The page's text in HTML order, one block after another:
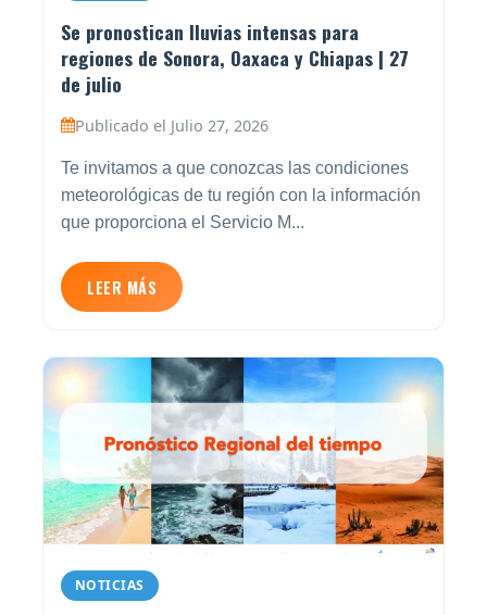
Se pronostican lluvias intensas para
regiones de Sonora, Oaxaca y Chiapas | 27
de julio
Publicado el Julio 27, 2026
Te invitamos a que conozcas las condiciones
meteorológicas de tu región con la información
que proporciona el Servicio M...
LEER MÁS
NOTICIAS